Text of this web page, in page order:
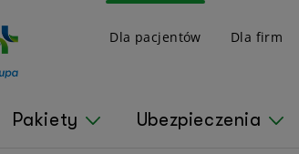
Dla pacjentów Dla firm
Pakiety Ubezpieczenia